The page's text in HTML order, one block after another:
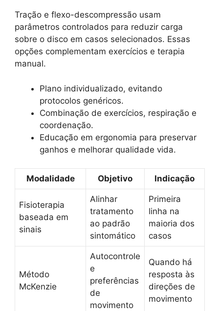
Tração e flexo-descompressão usam
parâmetros controlados para reduzir carga
sobre o disco em casos selecionados. Essas
opções complementam exercícios e terapia
manual.
Plano individualizado, evitando
protocolos genéricos.
Combinação de exercícios, respiração e
coordenação.
Educação em ergonomia para preservar
ganhos e melhorar qualidade vida.
Modalidade Objetivo Indicação
Fisioterapia
baseada em
sinais
Alinhar
tratamento
ao padrão
sintomático
Primeira
linha na
maioria dos
casos
Método
McKenzie
Autocontrole
e
preferências
de
movimento
Quando há
resposta às
direções de
movimento